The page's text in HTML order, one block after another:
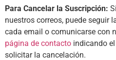
Para Cancelar la Suscripción:
nuestros correos, puede seguir
cada email o comunicarse con
página de contacto indicando
solicitar la cancelación.